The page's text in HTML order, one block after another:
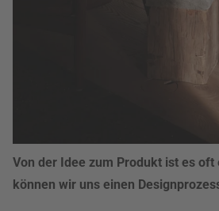
Von der Idee zum Produkt ist es oft
können wir uns einen